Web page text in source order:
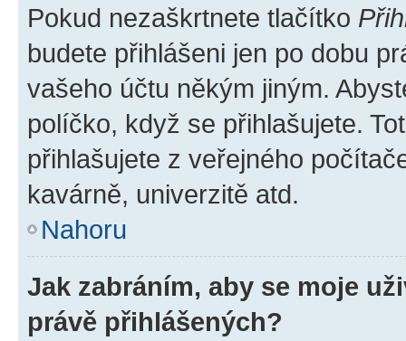
Pokud nezaškrtnete tlačítko
budete přihlášeni jen po dobu
vašeho účtu někým jiným.
políčko, když se přihlašujete.
přihlašujete z veřejného
kavárně, univerzitě atd.
Nahoru
Jak zabráním, aby se moje
právě přihlášených?